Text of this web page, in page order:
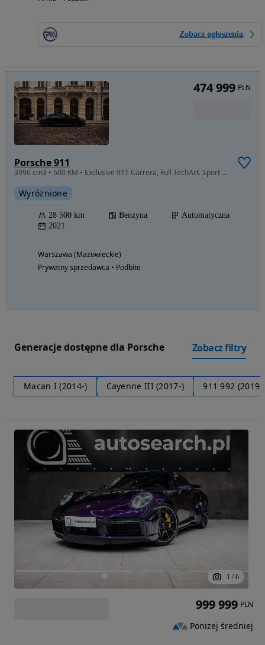
Zobacz ogłoszenia
Porsche 911
3996 cm3 • 500 KM • Exclusive 911 Carrera, Full TechArt. Sport Exhaust. Carbon Parts.
Wyróżnione
28 500 km Benzyna
Automatyczna
2021
Warszawa (Mazowieckie)
Prywatny sprzedawca • Podbite
474 999 PLN
Generacje dostępne dla Porsche Zobacz filtry
Macan I (2014-) Cayenne III (2017-) 911 992 (2019-)
1 / 6
999 999 PLN
Poniżej średniej